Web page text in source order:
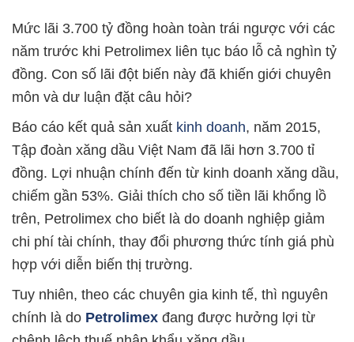
Mức lãi 3.700 tỷ đồng hoàn toàn trái ngược với các
năm trước khi Petrolimex liên tục báo lỗ cả nghìn tỷ
đồng. Con số lãi đột biến này đã khiến giới chuyên
môn và dư luận đặt câu hỏi?
Báo cáo kết quả sản xuất kinh doanh, năm 2015,
Tập đoàn xăng dầu Việt Nam đã lãi hơn 3.700 tỉ
đồng. Lợi nhuận chính đến từ kinh doanh xăng dầu,
chiếm gần 53%. Giải thích cho số tiền lãi khổng lồ
trên, Petrolimex cho biết là do doanh nghiệp giảm
chi phí tài chính, thay đổi phương thức tính giá phù
hợp với diễn biến thị trường.
Tuy nhiên, theo các chuyên gia kinh tế, thì nguyên
chính là do Petrolimex đang được hưởng lợi từ